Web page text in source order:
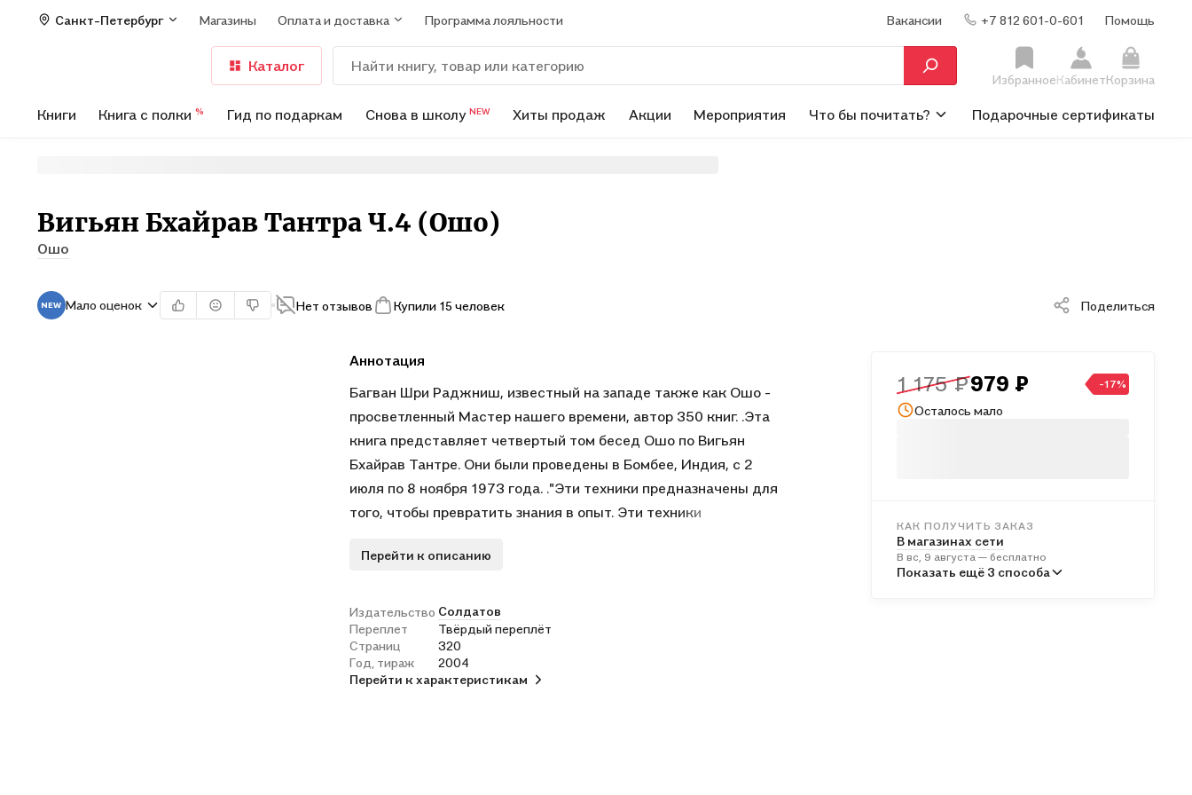
Санкт-Петербург Магазины Оплата и доставка Программа лояльности Вакансии +7 812 601-0-601 Помощь
Каталог
ИзбранноеКабинетКорзина
Книги Книга с полки % Гид по подаркам Снова в школу NEW Хиты продаж Акции Мероприятия Что бы почитать? Подарочные сертификаты
Вигьян Бхайрав Тантра Ч.4 (Ошо)
Ошо
Мало оценок Нет отзывов Купили 15 человек Поделиться
Аннотация
Багван Шри Раджниш, известный на западе также как Ошо -
просветленный Мастер нашего времени, автор 350 книг. .Эта
книга представляет четвертый том бесед Ошо по Вигьян
Бхайрав Тантре. Они были проведены в Бомбее, Индия, с 2
июля по 8 ноября 1973 года. ."Эти техники предназначены для
того, чтобы превратить знания в опыт. Эти техники
понимание. Благодаря этим техникам то, что принадлежит
может стать вашей собственностью. И пока знание не будет
принадлежать вам, никакая истина не истинна. Знание может
быть великой ложью, прекрасной ложью, но никакая истина не
может быть истиной до тех пор, пока она не станет вашим
Перейти к описанию
Издательство Солдатов
Переплет
Твёрдый переплёт
Страниц
320
Год, тираж
2004
Перейти к характеристикам
1 175 ₽979 ₽ -17%
Осталось мало
КАК ПОЛУЧИТЬ ЗАКАЗ
В магазинах сети
В вс, 9 августа — бесплатно
В пунктах выдачи
Показать ещё 3 способа